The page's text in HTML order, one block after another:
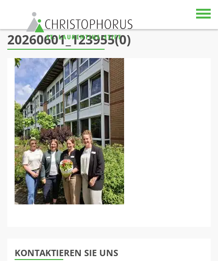
Skip to content
20260601_123955(0)
KONTAKTIEREN SIE UNS